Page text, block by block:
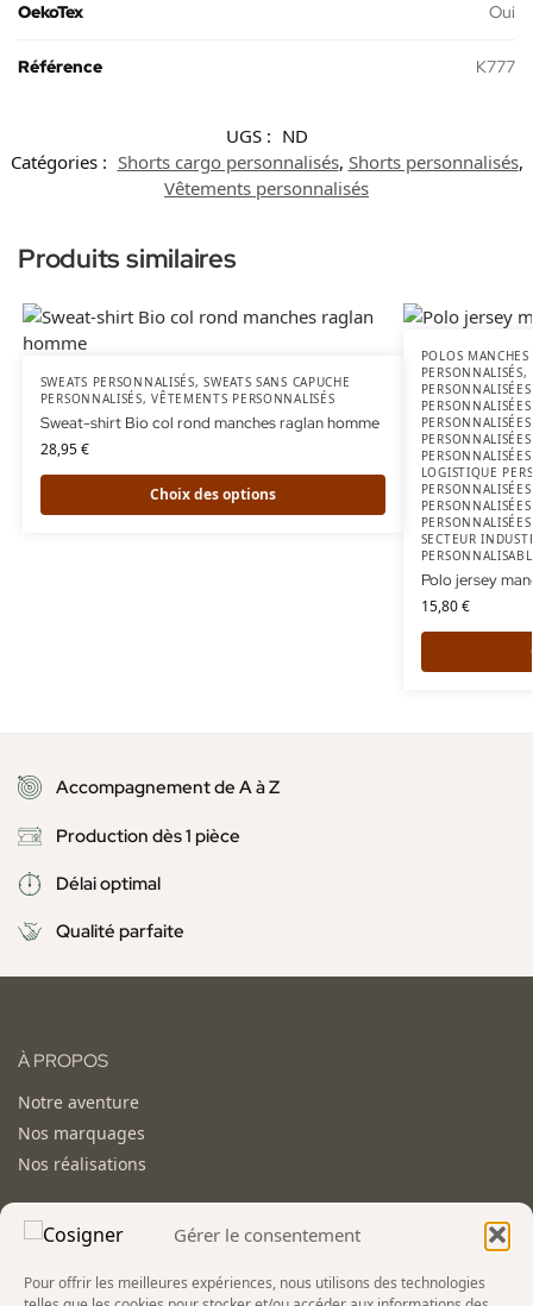
Gérer le consentement
Pour offrir les meilleures expériences, nous utilisons des technologies
OekoTex Oui
Référence K777
UGS : ND
Catégories : Shorts cargo personnalisés, Shorts personnalisés,
Vêtements personnalisés
Produits similaires
SWEATS PERSONNALISÉS,SWEATS SANS CAPUCHE
PERSONNALISÉS,VÊTEMENTS PERSONNALISÉS
Sweat-shirt Bio col rond manches raglan homme
28,95€
Choix des options
POLOS
PERSONNALISÉS,
PERSONNALISÉES
PERSONNALISÉES
PERSONNALISÉES
PERSONNALISÉES
PERSONNALISÉES
LOGISTIQUE
PERSONNALISÉES
PERSONNALISÉES
PERSONNALISÉES
SECTEUR
Polo jersey
15,80€
Accompagnement de A à Z
Production dès 1 pièce
Délai optimal
Qualité parfaite
À PROPOS
Notre aventure
Nos marquages
Nos réalisations
SERVICES
Accessoires personnalisés